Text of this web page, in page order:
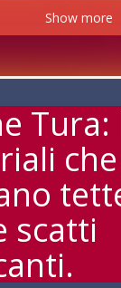
Show more
Tura:
che
scatti